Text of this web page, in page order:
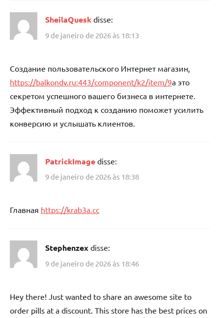
SheilaQuesk disse:
9 de janeiro de 2026 às 18:13
Создание пользовательского Интернет магазин,
https://balkondv.ru:443/component/k2/item/9а это
секретом успешного вашего бизнеса в интернете.
Эффективный подход к созданию поможет усилить
конверсию и услышать клиентов.
PatrickImage disse:
9 de janeiro de 2026 às 18:38
Главная https://krab3a.cc
Stephenzex disse:
9 de janeiro de 2026 às 18:46
Hey there! Just wanted to share an awesome site to
order pills at a discount. This store has the best prices on